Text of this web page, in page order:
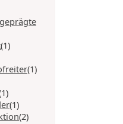
(1)
(1)
(1)
(2)